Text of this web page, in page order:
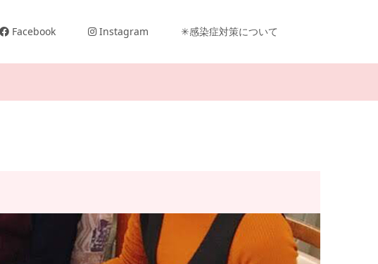
Facebook Instagram ✳︎感染症対策について